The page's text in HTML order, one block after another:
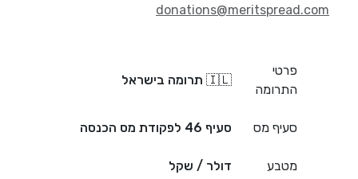
donations@meritspread.com
פרטי
התרומה
🇮🇱 תרומה בישראל
סעיף מס סעיף 46 לפקודת מס הכנסה
מטבע דולר / שקל